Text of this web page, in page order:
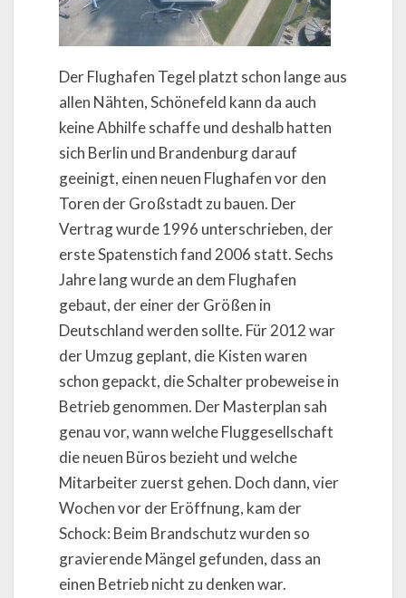
Der Flughafen Tegel platzt schon lange aus
allen Nähten, Schönefeld kann da auch
keine Abhilfe schaffe und deshalb hatten
sich Berlin und Brandenburg darauf
geeinigt, einen neuen Flughafen vor den
Toren der Großstadt zu bauen. Der
Vertrag wurde 1996 unterschrieben, der
erste Spatenstich fand 2006 statt. Sechs
Jahre lang wurde an dem Flughafen
gebaut, der einer der Größen in
Deutschland werden sollte. Für 2012 war
der Umzug geplant, die Kisten waren
schon gepackt, die Schalter probeweise in
Betrieb genommen. Der Masterplan sah
genau vor, wann welche Fluggesellschaft
die neuen Büros bezieht und welche
Mitarbeiter zuerst gehen. Doch dann, vier
Wochen vor der Eröffnung, kam der
Schock: Beim Brandschutz wurden so
gravierende Mängel gefunden, dass an
einen Betrieb nicht zu denken war.